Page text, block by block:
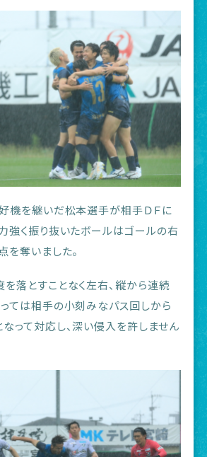
機を継いだ松本選手が相手ＤＦに
強く振り抜いたボールはゴールの右
を奪いました。
落とすことなく左右、縦から連続
ては相手の小刻みなパス回しから
って対応し、深い侵入を許しません